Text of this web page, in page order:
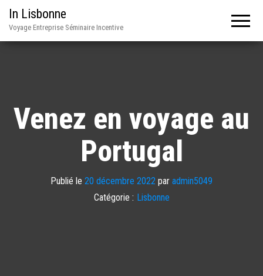
In Lisbonne
Voyage Entreprise Séminaire Incentive
Venez en voyage au
Portugal
Publié le 20 décembre 2022 par admin5049
Catégorie : Lisbonne